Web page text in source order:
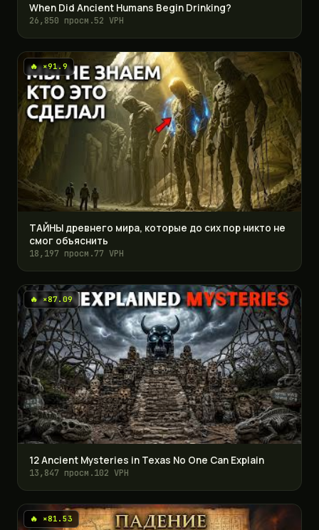
When Did Ancient Humans Begin Drinking?
26,850 просм.52 VPH
🔥 ×91.9
ТАЙНЫ древнего мира, которые до сих пор никто не
смог объяснить
18,197 просм.77 VPH
🔥 ×87.09
12 Ancient Mysteries in Texas No One Can Explain
13,847 просм.102 VPH
🔥 ×81.53